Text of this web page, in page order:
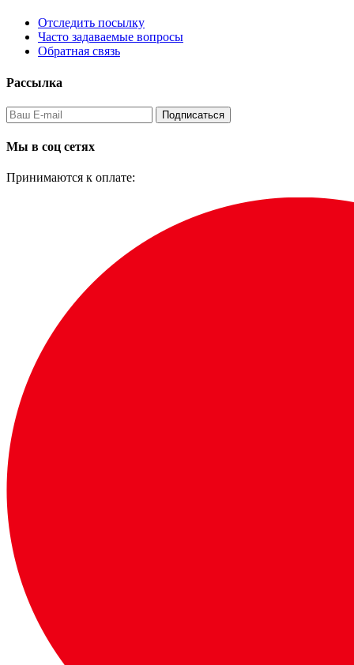
Отследить посылку
Часто задаваемые вопросы
Обратная связь
Рассылка
Подписаться
Мы в соц сетях
Принимаются к оплате: